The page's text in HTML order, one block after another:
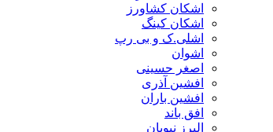
اشکان کشاورز
اشکان کینگ
اشلی.ک و بی رپ
اشوان
اصغر حسینی
افشین آذری
افشین باران
افق باند
البرز نبویان